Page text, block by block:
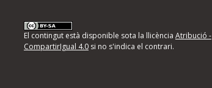
d'errors
següents i descriviu quina és la millora que
El contingut està disponible sota la llicència Atribució -
CompartirIgual 4.0si no s'indica el contrari.